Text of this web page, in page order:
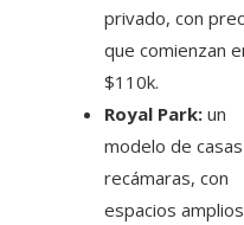
privado, con
que comienzan
$110k.
Royal Park: un
modelo de
recámaras, con
espacios